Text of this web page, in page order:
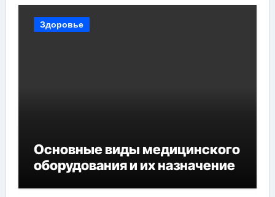
Здоровье
Основные виды медицинского
оборудования и их назначение